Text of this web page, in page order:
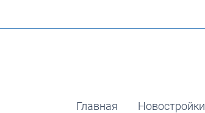
Главная Новостройки